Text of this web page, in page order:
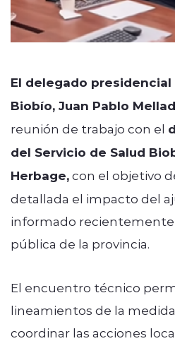
El delegado
Biobío, Juan Pablo
reunión de trabajo con el
del Servicio de Salud
Herbage,con el objetivo
detallada el impacto del
informado recientemente
pública de la provincia.
El encuentro técnico
lineamientos de la
coordinar las acciones